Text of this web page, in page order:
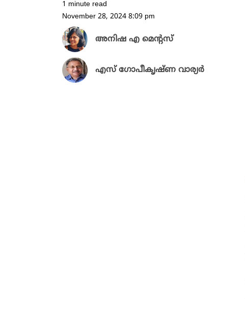
1 minute read
November 28, 2024 8:09 pm
അനിഷ എ മെന്റസ്
എസ് ഗോപീകൃഷ്ണ വാര്യർ